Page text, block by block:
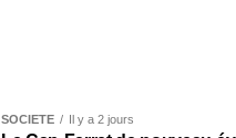
SOCIÉTÉ Il y a 2 jours